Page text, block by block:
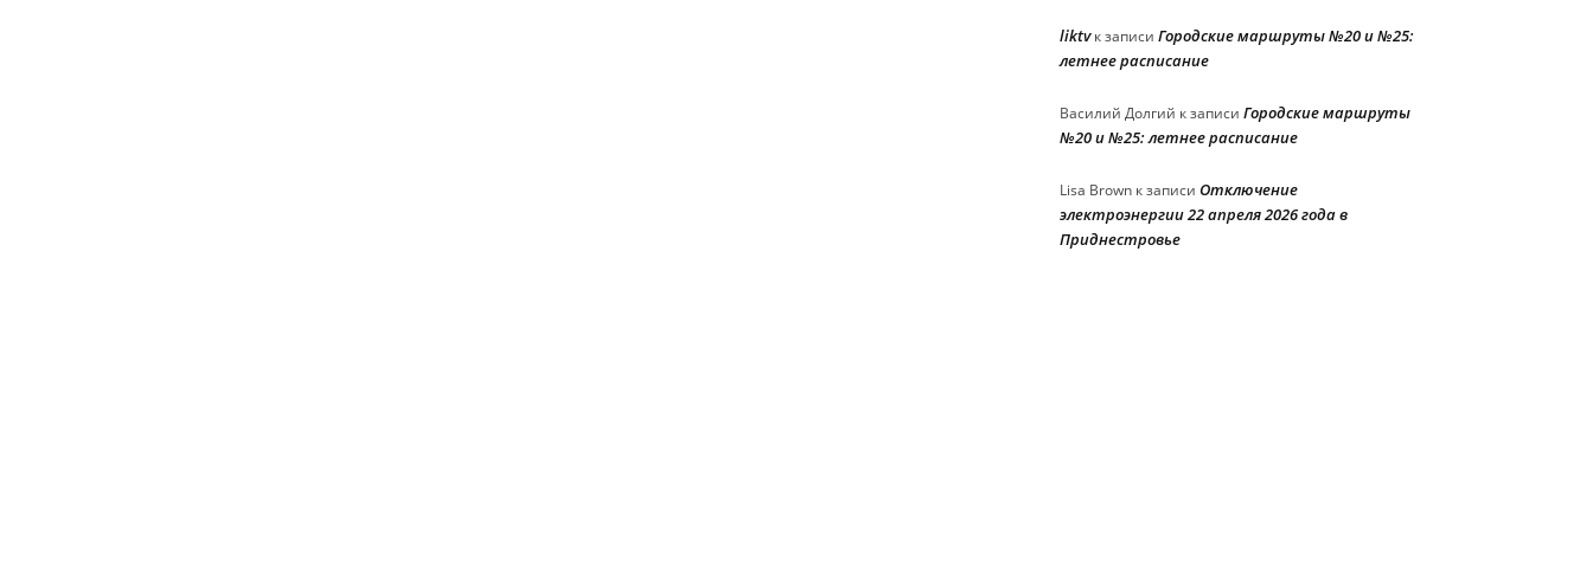
liktvк записи Городские маршруты №20 и №25:
летнее расписание
Василий Долгий к записи Городские маршруты
№20 и №25: летнее расписание
Lisa Brown к записи Отключение
электроэнергии 22 апреля 2026 года в
Приднестровье